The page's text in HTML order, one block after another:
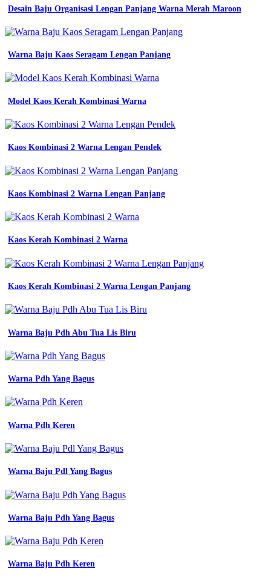
futsal
motif
emas
printing
bikin
8
ide
dan
Desain
Printing
Kuning
futsal
desain
new
jetpack
baju
kaos
jersey
perbakin
polo
abu
motif
futsal
hitam
abu
emas
batik
jersey
bikin
Desain
Pdh
Desain Baju Organisasi Lengan Panjang Warna Merah Maroon
Warna Baju Kaos Seragam Lengan Panjang
Model Kaos Kerah Kombinasi Warna
Kaos Kombinasi 2 Warna Lengan Pendek
Kaos Kombinasi 2 Warna Lengan Panjang
Kaos Kerah Kombinasi 2 Warna
Kaos Kerah Kombinasi 2 Warna Lengan Panjang
Warna Baju Pdh Abu Tua Lis Biru
Warna Pdh Yang Bagus
Warna Pdh Keren
Warna Baju Pdl Yang Bagus
Warna Baju Pdh Yang Bagus
Warna Baju Pdh Keren